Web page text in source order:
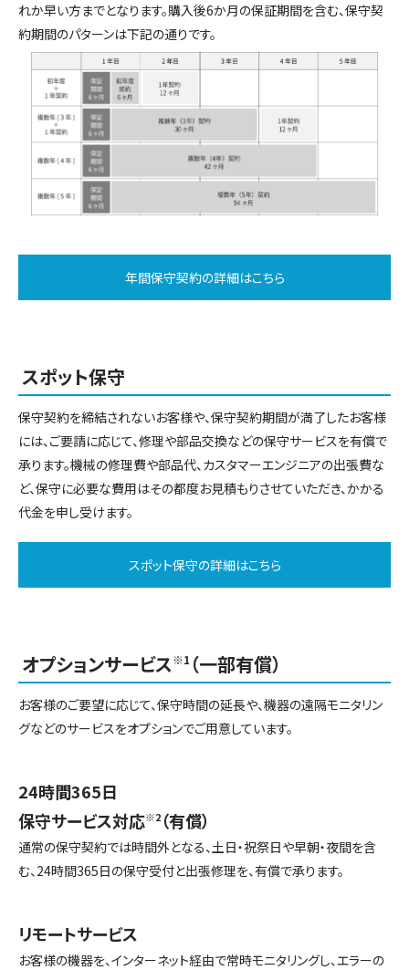
れか早い方までとなります。購入後6か月の保証期間を含む、保守契
約期間のパターンは下記の通りです。
年間保守契約の詳細はこちら
スポット保守
保守契約を締結されないお客様や、保守契約期間が満了したお客様
には、ご要請に応じて、修理や部品交換などの保守サービスを有償で
承ります。機械の修理費や部品代、カスタマーエンジニアの出張費な
ど、保守に必要な費用はその都度お見積もりさせていただき、かかる
代金を申し受けます。
スポット保守の詳細はこちら
オプションサービス※1 （一部有償）
お客様のご要望に応じて、保守時間の延長や、機器の遠隔モニタリン
グなどのサービスをオプションでご用意しています。
24時間365日
保守サービス対応※2 （有償）
通常の保守契約では時間外となる、土日・祝祭日や早朝・夜間を含
む、24時間365日の保守受付と出張修理を、有償で承ります。
リモートサービス
お客様の機器を、インターネット経由で常時モニタリングし、エラーの